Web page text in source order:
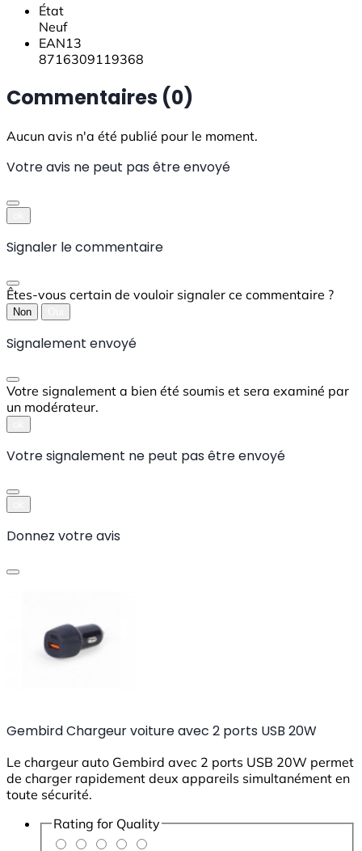
État
Neuf
EAN13
8716309119368
Commentaires (0)
Aucun avis n'a été publié pour le moment.
Votre avis ne peut pas être envoyé
Signaler le commentaire
Êtes-vous certain de vouloir signaler ce commentaire ?
Non
Signalement envoyé
Votre signalement a bien été soumis et sera examiné par
un modérateur.
Votre signalement ne peut pas être envoyé
Donnez votre avis
Gembird Chargeur voiture avec 2 ports USB 20W
Le chargeur auto Gembird avec 2 ports USB 20W permet
de charger rapidement deux appareils simultanément en
toute sécurité.
Rating for Quality